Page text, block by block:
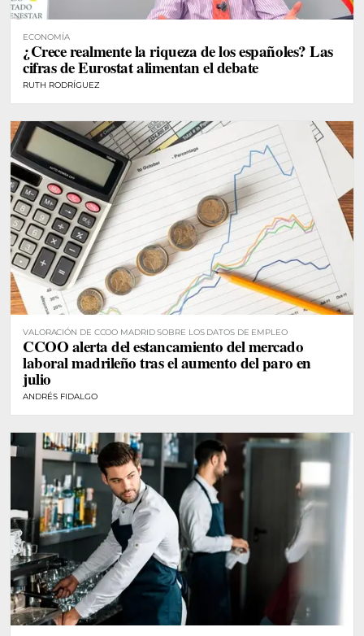
ECONOMÍA
¿Crece realmente la riqueza de los españoles? Las
cifras de Eurostat alimentan el debate
RUTH RODRÍGUEZ
VALORACIÓN DE CCOO MADRID SOBRE LOS DATOS DE EMPLEO
CCOO alerta del estancamiento del mercado
laboral madrileño tras el aumento del paro en
julio
ANDRÉS FIDALGO